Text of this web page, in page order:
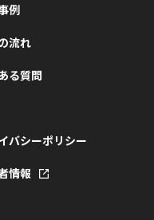
例
流れ
る質問
バシーポリシー
情報